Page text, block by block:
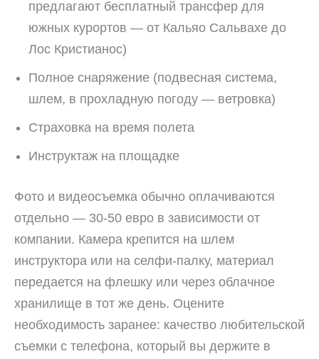
предлагают бесплатный трансфер для
южных курортов — от Кальяо Сальвахе до
Лос Кристианос)
Полное снаряжение (подвесная система,
шлем, в прохладную погоду — ветровка)
Страховка на время полета
Инструктаж на площадке
Фото и видеосъемка обычно оплачиваются
отдельно — 30-50 евро в зависимости от
компании. Камера крепится на шлем
инструктора или на селфи-палку, материал
передается на флешку или через облачное
хранилище в тот же день. Оцените
необходимость заранее: качество любительской
съемки с телефона, который вы держите в